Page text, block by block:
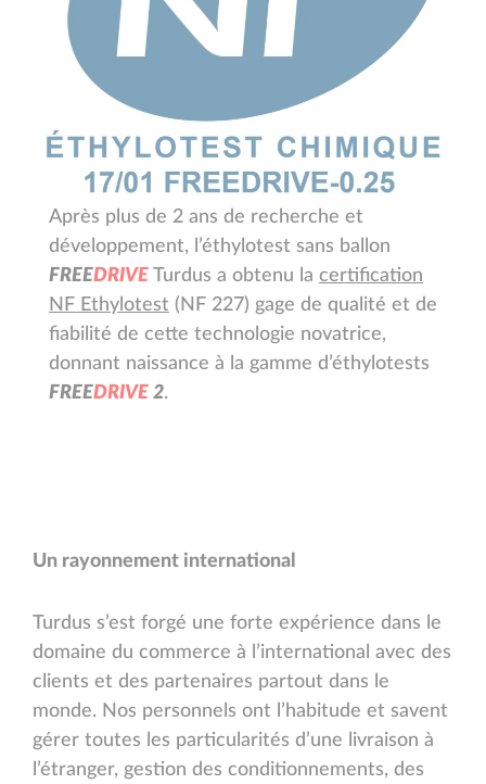
Après plus de 2 ans de recherche et
développement, l’éthylotest sans ballon
FREEDRIVE Turdus a obtenu la certification
NF Ethylotest (NF 227) gage de qualité et de
fiabilité de cette technologie novatrice,
donnant naissance à la gamme d’éthylotests
FREEDRIVE 2.
Un rayonnement international
Turdus s’est forgé une forte expérience dans le
domaine du commerce à l’international avec des
clients et des partenaires partout dans le
monde. Nos personnels ont l’habitude et savent
gérer toutes les particularités d’une livraison à
l’étranger, gestion des conditionnements, des